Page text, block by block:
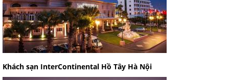
Khách sạn InterContinental Hồ Tây Hà Nội